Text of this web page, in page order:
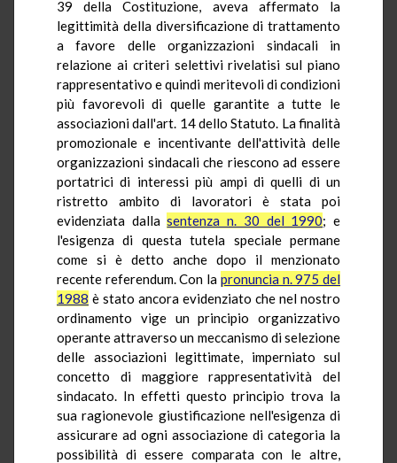
39 della Costituzione, aveva affermato la
legittimità della diversificazione di trattamento
a favore delle organizzazioni sindacali in
relazione ai criteri selettivi rivelatisi sul piano
rappresentativo e quindi meritevoli di condizioni
più favorevoli di quelle garantite a tutte le
associazioni dall'art. 14 dello Statuto. La finalità
promozionale e incentivante dell'attività delle
organizzazioni sindacali che riescono ad essere
portatrici di interessi più ampi di quelli di un
ristretto ambito di lavoratori è stata poi
evidenziata dallasentenza n. 30 del 1990; e
l'esigenza di questa tutela speciale permane
come si è detto anche dopo il menzionato
recente referendum. Con la pronuncia n. 975 del
1988 è stato ancora evidenziato che nel nostro
ordinamento vige un principio organizzativo
operante attraverso un meccanismo di selezione
delle associazioni legittimate, imperniato sul
concetto di maggiore rappresentatività del
sindacato. In effetti questo principio trova la
sua ragionevole giustificazione nell'esigenza di
assicurare ad ogni associazione di categoria la
possibilità di essere comparata con le altre,